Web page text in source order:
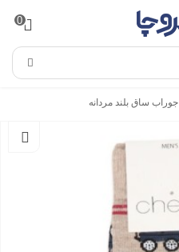
0
جوراب ساق بلند مردانه